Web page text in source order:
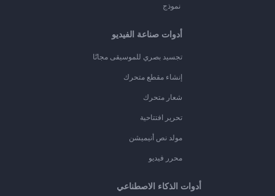
نموذج
أدوات صناعة الفيديو
تجسيد بصري للموسيقى مجانًا
إنشاء مقطع متحرك
شعار متحرك
تحرير افتتاحية
مولد نص أنيميشن
محرر فيديو
أدوات الذكاء الاصطناعي